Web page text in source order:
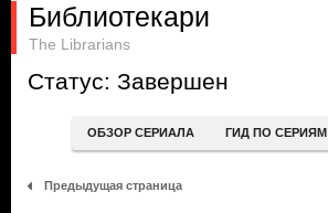
Библиотекари
The Librarians
Статус: Завершен
ОБЗОР СЕРИАЛА ГИД ПО СЕРИЯМ
Предыдущая страница